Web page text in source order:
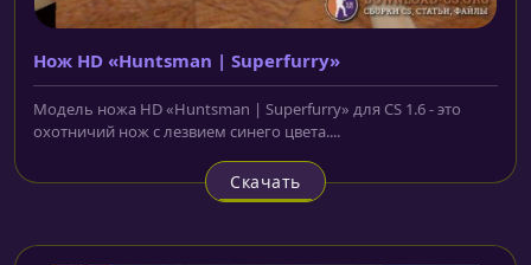
Нож HD «Huntsman | Superfurry»
Модель ножа HD «Huntsman | Superfurry» для CS 1.6 - это
охотничий нож с лезвием синего цвета....
Скачать